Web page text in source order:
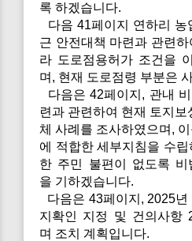
록 하겠습니다.
다음 41페이지 연하리 농
근 안전대책 마련과 관련
라 도로점용허가 조건을
며, 현재 도로점령 부분은
다음은 42페이지, 관내
련과 관련하여 현재 토지
체 사례를 조사하였으며,
에 적합한 세부지침을 수
한 주민 불편이 없도록 비
을 기하겠습니다.
다음은 43페이지, 2025년
지확인 지정 및 건의사항
며 조치 계획입니다.